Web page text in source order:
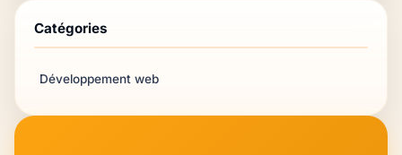
Catégories
Développement web